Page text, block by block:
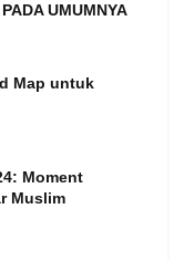
UMUMNYA
Map untuk
Moment
Muslim